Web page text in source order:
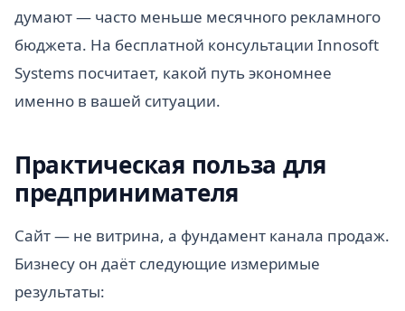
думают — часто меньше месячного рекламного
бюджета. На бесплатной консультации Innosoft
Systems посчитает, какой путь экономнее
именно в вашей ситуации.
Практическая польза для
предпринимателя
Сайт — не витрина, а фундамент канала продаж.
Бизнесу он даёт следующие измеримые
результаты: